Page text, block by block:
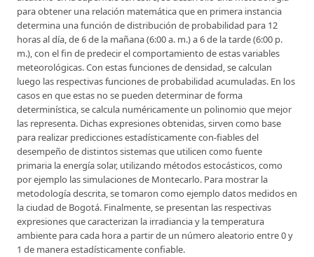
para obtener una relación matemática que en primera instancia
determina una función de distribución de probabilidad para 12
horas al día, de 6 de la mañana (6:00 a. m.) a 6 de la tarde (6:00 p.
m.), con el fin de predecir el comportamiento de estas variables
meteorológicas. Con estas funciones de densidad, se calculan
luego las respectivas funciones de probabilidad acumuladas. En los
casos en que estas no se pueden determinar de forma
determinística, se calcula numéricamente un polinomio que mejor
las representa. Dichas expresiones obtenidas, sirven como base
para realizar predicciones estadísticamente con-fiables del
desempeño de distintos sistemas que utilicen como fuente
primaria la energía solar, utilizando métodos estocásticos, como
por ejemplo las simulaciones de Montecarlo. Para mostrar la
metodología descrita, se tomaron como ejemplo datos medidos en
la ciudad de Bogotá. Finalmente, se presentan las respectivas
expresiones que caracterizan la irradiancia y la temperatura
ambiente para cada hora a partir de un número aleatorio entre 0 y
1 de manera estadísticamente confiable.